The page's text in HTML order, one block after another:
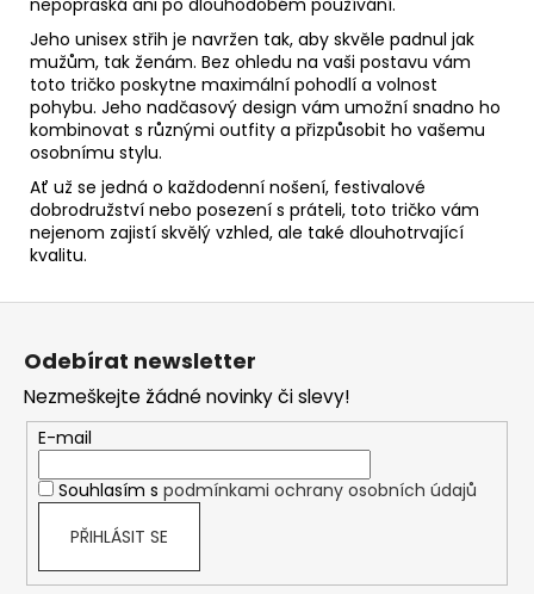
Jeho unisex střih je navržen tak, aby skvěle padnul jak
mužům, tak ženám. Bez ohledu na vaši postavu vám
toto tričko poskytne maximální pohodlí a volnost
pohybu. Jeho nadčasový design vám umožní snadno ho
kombinovat s různými outfity a přizpůsobit ho vašemu
osobnímu stylu.
Ať už se jedná o každodenní nošení, festivalové
dobrodružství nebo posezení s práteli, toto tričko vám
nejenom zajistí skvělý vzhled, ale také dlouhotrvající
kvalitu.
Z
Odebírat newsletter
Nezmeškejte žádné novinky či slevy!
E-mail
Souhlasím s podmínkami ochrany osobních údajů
PŘIHLÁSIT SE